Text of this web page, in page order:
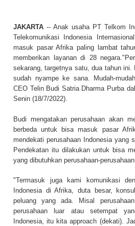
JAKARTA -- Anak usaha PT Telkom
Telekomunikasi Indonesia
masuk pasar Afrika paling lambat
memberikan layanan di 28
sekarang, targetnya satu, dua tahun
sudah nyampe ke sana. Mudah-
CEO Telin Budi Satria Dharma Purba
Senin (18/7/2022).
Budi mengatakan perusahaan akan
berbeda untuk bisa masuk pasar
mendekati perusahaan Indonesia yang
Pendekatan itu dilakukan untuk bisa
yang dibutuhkan perusahaan-
"Termasuk juga kami komunikasi
Indonesia di Afrika, duta besar,
peluang yang ada. Misal
perusahaan luar atau setempat
Indonesia, itu kita approach (dekati).